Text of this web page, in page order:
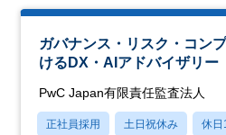
ガバナンス・リスク・コン
けるDX・AIアドバイザリー
PwC Japan有限責任監査法人
正社員採用 土日祝休み 休日